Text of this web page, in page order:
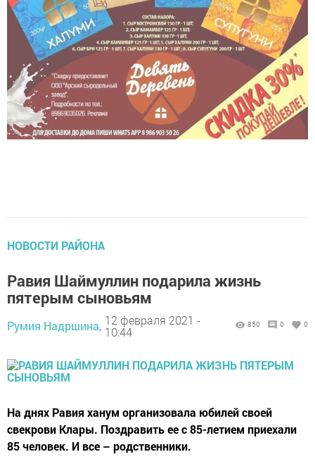
НОВОСТИ РАЙОНА
Равия Шаймуллин подарила жизнь
пятерым сыновьям
Румия Надршина, 12 февраля 2021 -
10:44
850 0 0
На днях Равия ханум организовала юбилей своей
свекрови Клары. Поздравить ее с 85-летием приехали
85 человек. И все – родственники.